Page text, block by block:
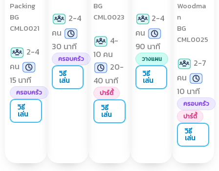
Packing
BG
CML0021
2-4
คน
15 นาที
ครอบครัว
วิธี
เล่น
2-4
คน
30 นาที
ครอบครัว
วิธี
เล่น
BG
CML0023
4-
10 คน
20-
40 นาที
ปาร์ตี้
วิธี
เล่น
2-4
คน
90 นาที
วางแผน
วิธี
เล่น
Woodma
n
BG
CML0025
2-7
คน
10 นาที
ครอบครัว
ปาร์ตี้
วิธี
เล่น